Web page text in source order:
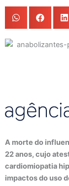
A morte do
22 anos, cujo
cardiomiopatia
impactos do uso